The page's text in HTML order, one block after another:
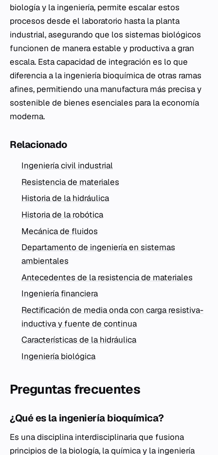
biología y la ingeniería, permite escalar estos
procesos desde el laboratorio hasta la planta
industrial, asegurando que los sistemas biológicos
funcionen de manera estable y productiva a gran
escala. Esta capacidad de integración es lo que
diferencia a la ingeniería bioquímica de otras ramas
afines, permitiendo una manufactura más precisa y
sostenible de bienes esenciales para la economía
moderna.
Relacionado
Ingeniería civil industrial
Resistencia de materiales
Historia de la hidráulica
Historia de la robótica
Mecánica de fluidos
Departamento de ingeniería en sistemas
ambientales
Antecedentes de la resistencia de materiales
Ingeniería financiera
Rectificación de media onda con carga resistiva-
inductiva y fuente de continua
Características de la hidráulica
Ingeniería biológica
Preguntas frecuentes
¿Qué es la ingeniería bioquímica?
Es una disciplina interdisciplinaria que fusiona
principios de la biología, la química y la ingeniería